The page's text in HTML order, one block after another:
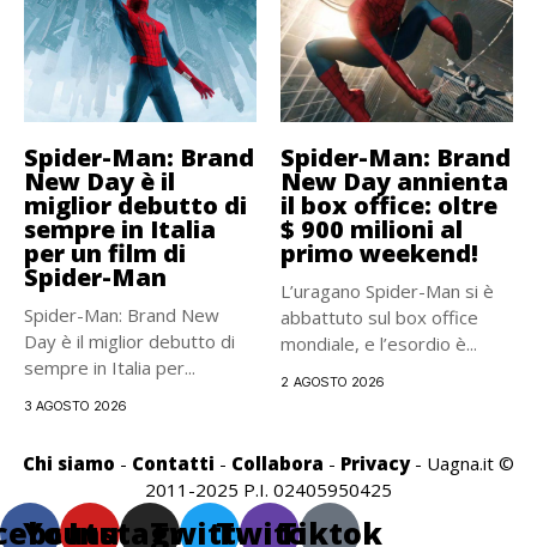
Spider-Man: Brand
New Day è il
miglior debutto di
sempre in Italia
per un film di
Spider-Man
Spider-Man: Brand New
Day è il miglior debutto di
sempre in Italia per...
3 AGOSTO 2026
Spider-Man: Brand
New Day annienta
il box office: oltre
$ 900 milioni al
primo weekend!
L’uragano Spider-Man si è
abbattuto sul box office
mondiale, e l’esordio è...
2 AGOSTO 2026
Chi siamo - Contatti - Collabora - Privacy- Uagna.it ©
2011-2025 P.I. 02405950425
Youtube
Instagram
TwitterTwitchTiktok